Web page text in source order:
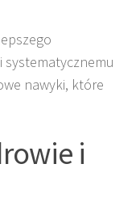
systematycznemu
nawyki, które
i